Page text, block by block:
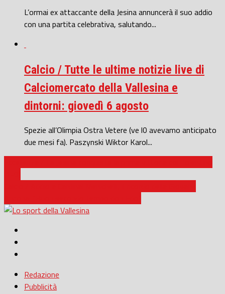
L’ormai ex attaccante della Jesina annuncerà il suo addio
con una partita celebrativa, salutando...
Calcio / Tutte le ultime notizie live di
Calciomercato della Vallesina e
dintorni: giovedì 6 agosto
Spezie all’Olimpia Ostra Vetere (ve l0 avevamo anticipato
due mesi fa). Paszynski Wiktor Karol...
Redazione
Pubblicità